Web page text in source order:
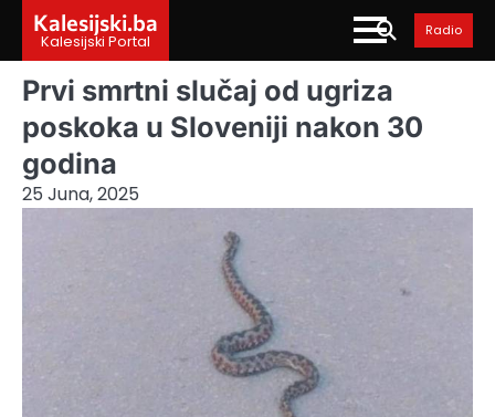
content
Kalesijski.ba
Kalesijski Portal
Radio
Prvi smrtni slučaj od ugriza
poskoka u Sloveniji nakon 30
godina
25 Juna, 2025